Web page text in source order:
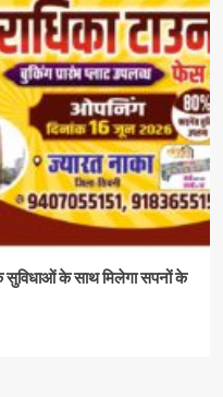
के साथ मिलेगा सपनों के